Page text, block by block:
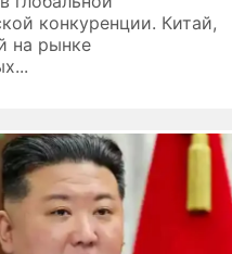
конкуренции. Китай,
на рынке